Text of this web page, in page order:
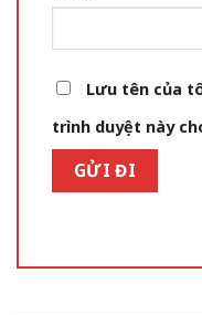
Lưu tên của
trình duyệt này